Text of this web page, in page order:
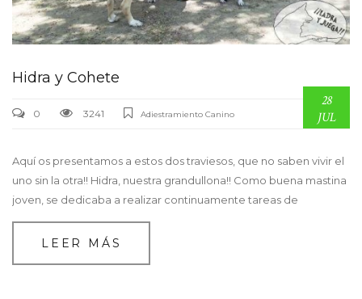
Hidra y Cohete
0 3241 Adiestramiento Canino
28
JUL
Aquí os presentamos a estos dos traviesos, que no saben vivir el
uno sin la otra!! Hidra, nuestra grandullona!! Como buena mastina
joven, se dedicaba a realizar continuamente tareas de
LEER MÁS